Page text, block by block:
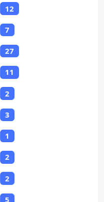
12
7
27
11
2
3
1
2
2
5